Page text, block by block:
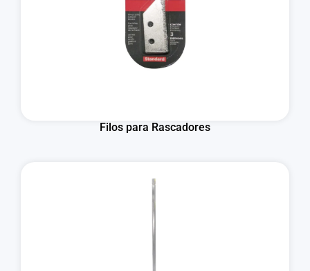
Filos para Rascadores